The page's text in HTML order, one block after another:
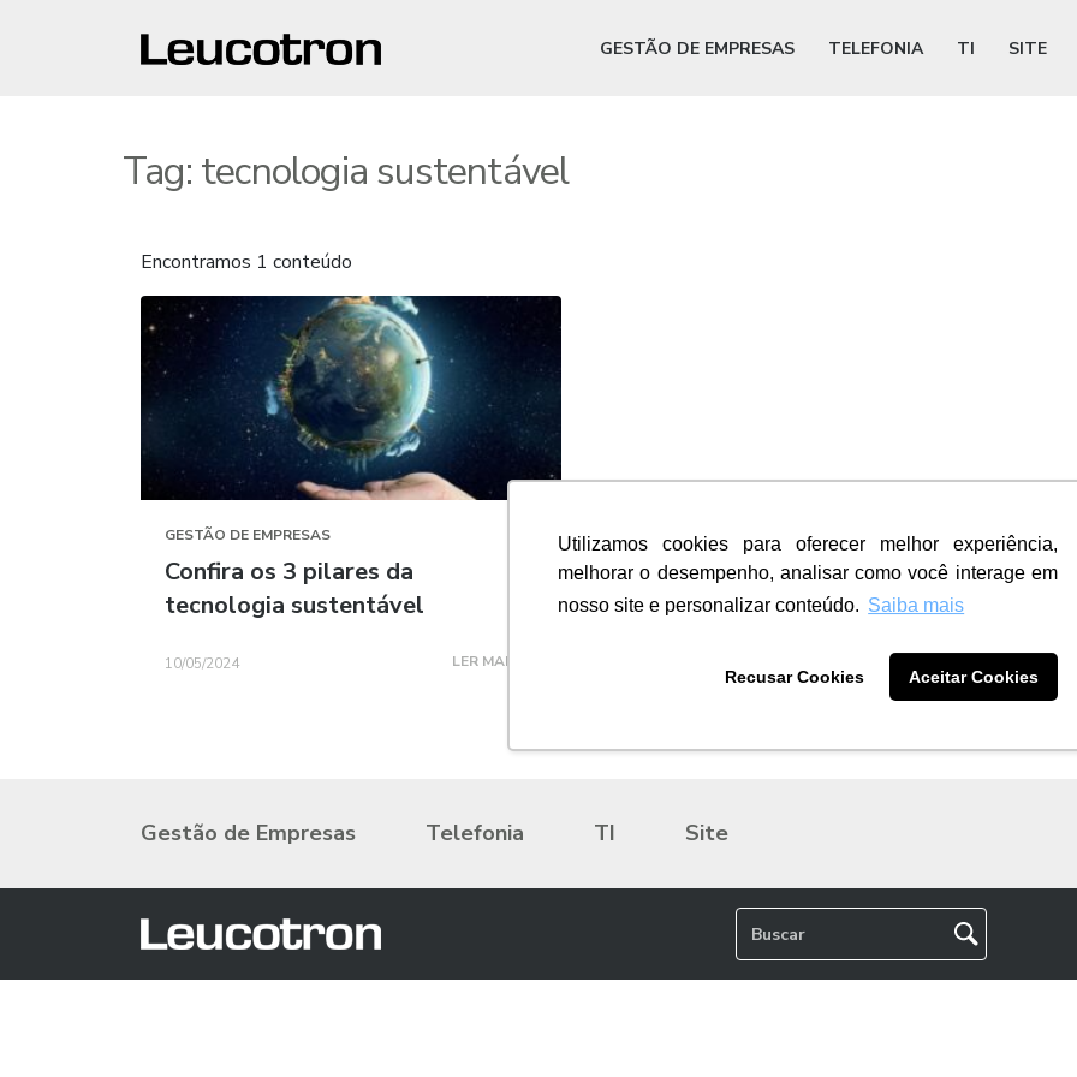
Utilizamos cookies para oferecer melhor experiência,
melhorar o desempenho, analisar como você interage em
nosso site e personalizar conteúdo. Saiba mais
Recusar Cookies Aceitar Cookies
GESTÃO DE EMPRESAS TELEFONIA TI SITE
Tag: tecnologia sustentável
Encontramos 1 conteúdo
GESTÃO DE EMPRESAS
Confira os 3 pilares da
tecnologia sustentável
10/05/2024 LER MAIS
Gestão de Empresas Telefonia TI Site